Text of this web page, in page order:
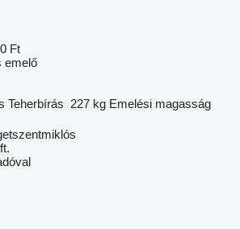
Ft
emelő
Teherbírás 227 kg Emelési magasság